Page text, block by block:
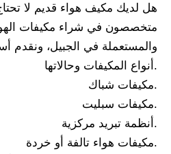
هل لديك مكيف هواء قديم لا
متخصصون في شراء مكيفات
والمستعملة في الجبيل، ونقدم
أنواع المكيفات وحالاتها.
مكيفات شباك.
مكيفات سبليت.
أنظمة تبريد مركزية.
مكيفات هواء تالفة أو خردة.